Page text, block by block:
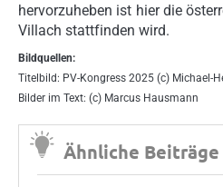
hervorzuheben ist hier die
Villach stattfinden wird.
Bildquellen:
Titelbild: PV-Kongress 2025 (c) Michael-
Bilder im Text: (c) Marcus Hausmann
Ähnliche Beiträge